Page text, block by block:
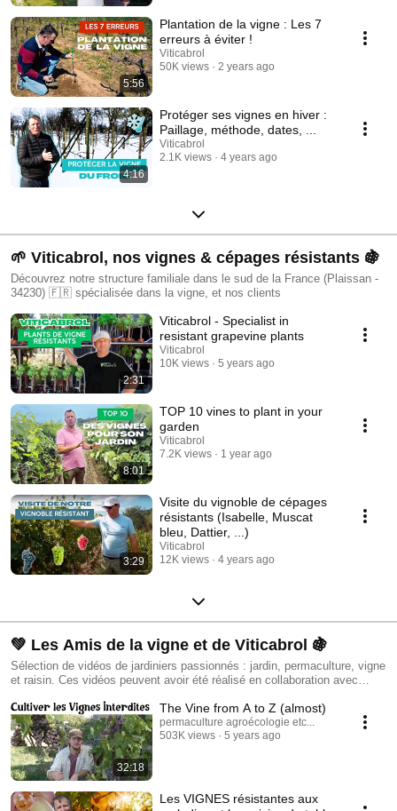
5:56
Plantation de la vigne : Les 7
erreurs à éviter !
Viticabrol
50K views
2 years ago
4:16
Protéger ses vignes en hiver :
Paillage, méthode, dates, ...
Viticabrol
2.1K views
4 years ago
🌱 Viticabrol, nos vignes & cépages résistants 🍇
Découvrez notre structure familiale dans le sud de la France (Plaissan -
34230) 🇫🇷 spécialisée dans la vigne, et nos clients
2:31
Viticabrol - Specialist in
resistant grapevine plants
Viticabrol
10K views
5 years ago
8:01
TOP 10 vines to plant in your
garden
Viticabrol
7.2K views
1 year ago
3:29
Visite du vignoble de cépages
résistants (Isabelle, Muscat
bleu, Dattier, ...)
Viticabrol
12K views
4 years ago
💚 Les Amis de la vigne et de Viticabrol 🍇
Sélection de vidéos de jardiniers passionnés : jardin, permaculture, vigne
et raisin. Ces vidéos peuvent avoir été réalisé en collaboration avec
vente en ligne : https://viticabrol.fr
32:18
The Vine from A to Z (almost)
permaculture agroécologie etc...
503K views
5 years ago
Les VIGNES résistantes aux